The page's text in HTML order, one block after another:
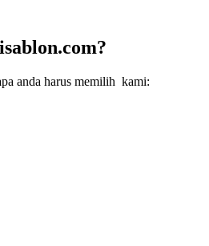
anda harus memilih kami: